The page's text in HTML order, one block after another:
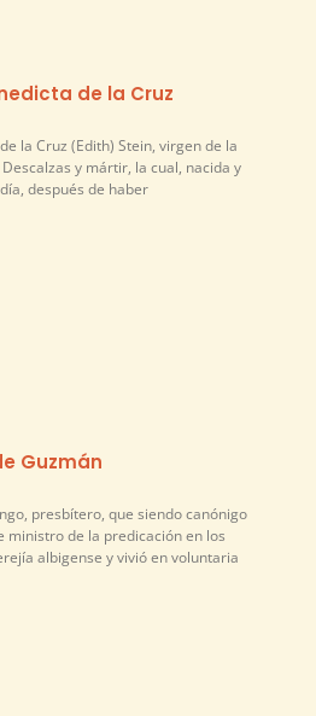
de la Cruz
la Cruz (Edith) Stein, virgen de la
y mártir, la cual, nacida y
después de haber
Guzmán
presbítero, que siendo canónigo
ministro de la predicación en los
albigense y vivió en voluntaria